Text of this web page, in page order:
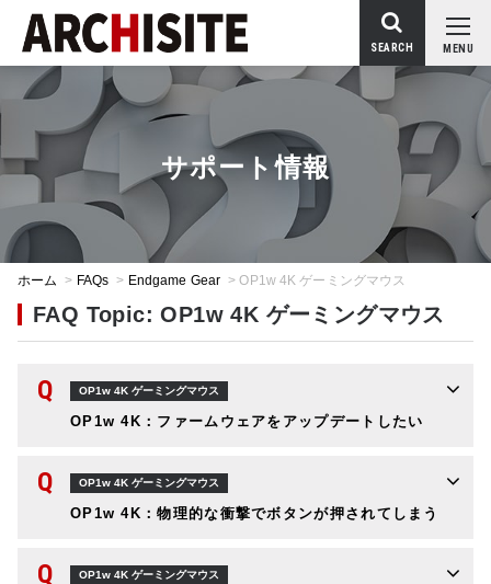
MENU
SEARCH
サポート情報
ホーム > FAQs > Endgame Gear >OP1w 4K ゲーミングマウス
FAQ Topic: OP1w 4K ゲーミングマウス
Q OP1w 4K ゲーミングマウス
OP1w 4K：ファームウェアをアップデートしたい
Q OP1w 4K ゲーミングマウス
OP1w 4K：物理的な衝撃でボタンが押されてしまう
Q OP1w 4K ゲーミングマウス